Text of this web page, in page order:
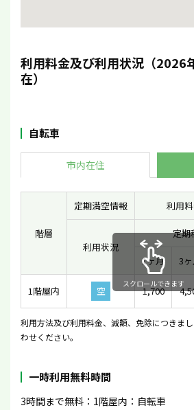
利用料金及び利用状況（2026
在）
自転車
市内在住
階層
定期満空情報 利用
利用状況
定期
1ヶ月
3ヶ
1階屋内 空 1,700
スクロールできます
利用方法及び利用料金、減額、免除につきま
わせください。
一時利用無料時間
3時間まで無料：1階屋内：自転車